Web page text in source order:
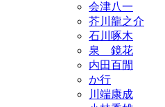
会津八一
芥川龍之介
石川啄木
泉 鏡花
内田百閒
か行
川端康成